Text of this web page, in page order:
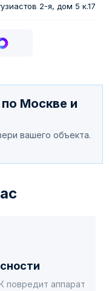
2-я, дом 5 к.17
Москве и
вашего объекта.
повредит аппарат